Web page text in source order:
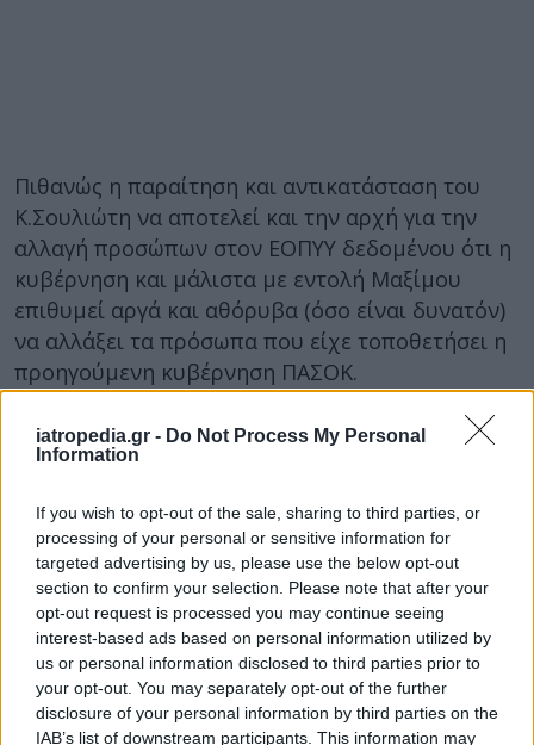
iatropedia.gr - Do Not Process My Personal
Information
If you wish to opt-out of the sale, sharing to third parties, or
processing of your personal or sensitive information for
targeted advertising by us, please use the below opt-out
section to confirm your selection. Please note that after your
opt-out request is processed you may continue seeing
interest-based ads based on personal information utilized by
us or personal information disclosed to third parties prior to
your opt-out. You may separately opt-out of the further
disclosure of your personal information by third parties on the
IAB’s list of downstream participants. This information may
Πιθανώς η παραίτηση και αντικατάσταση του
Κ.Σουλιώτη να αποτελεί και την αρχή για την
αλλαγή προσώπων στον ΕΟΠΥΥ δεδομένου ότι η
κυβέρνηση και μάλιστα με εντολή Μαξίμου
επιθυμεί αργά και αθόρυβα (όσο είναι δυνατόν)
να αλλάξει τα πρόσωπα που είχε τοποθετήσει η
προηγούμενη κυβέρνηση ΠΑΣΟΚ.
προβλήματα του ΕΟΠΥΥ, τα όποια σχέδια
Άγνωστο μέχρι πότε…
Δήμητρα Ευθυμιάδου